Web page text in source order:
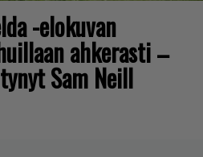
-elokuvan
ahkerasti –
Sam Neill